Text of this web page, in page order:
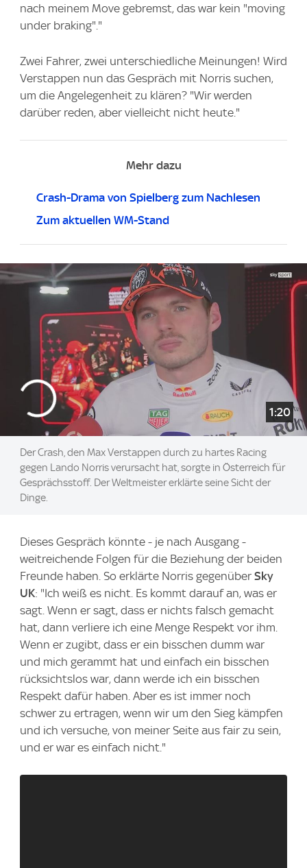
nach meinem Move gebremst, das war kein "moving
under braking"."
Zwei Fahrer, zwei unterschiedliche Meinungen! Wird
Verstappen nun das Gespräch mit Norris suchen,
um die Angelegenheit zu klären? "Wir werden
darüber reden, aber vielleicht nicht heute."
Mehr dazu
Crash-Drama von Spielberg zum Nachlesen
Zum aktuellen WM-Stand
1:20
Der Crash, den Max Verstappen durch zu hartes Racing
gegen Lando Norris verursacht hat, sorgte in Österreich für
Gesprächsstoff. Der Weltmeister erklärte seine Sicht der
Dinge.
Dieses Gespräch könnte - je nach Ausgang -
weitreichende Folgen für die Beziehung der beiden
Freunde haben. So erklärte Norris gegenüber Sky
UK: "Ich weiß es nicht. Es kommt darauf an, was er
sagt. Wenn er sagt, dass er nichts falsch gemacht
hat, dann verliere ich eine Menge Respekt vor ihm.
Wenn er zugibt, dass er ein bisschen dumm war
und mich gerammt hat und einfach ein bisschen
rücksichtslos war, dann werde ich ein bisschen
Respekt dafür haben. Aber es ist immer noch
schwer zu ertragen, wenn wir um den Sieg kämpfen
und ich versuche, von meiner Seite aus fair zu sein,
und er war es einfach nicht."